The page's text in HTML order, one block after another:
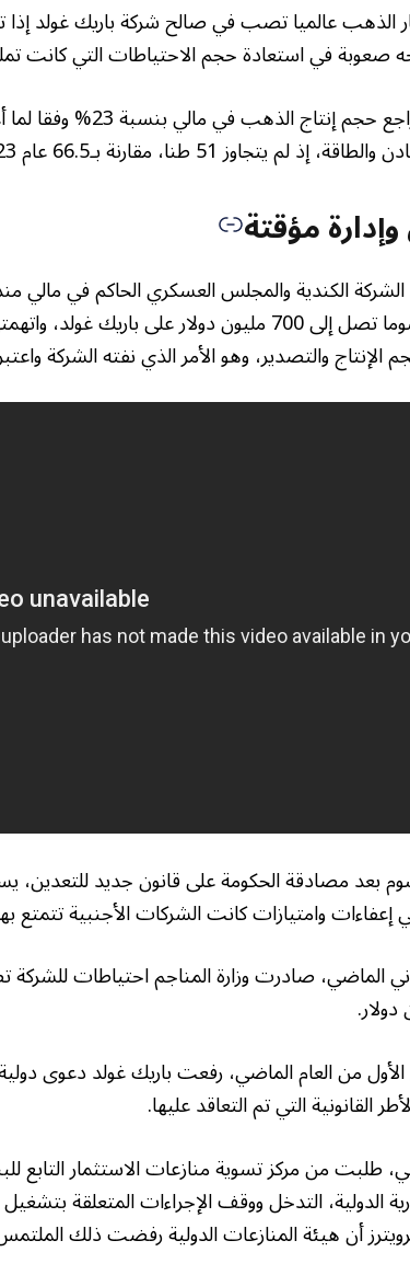
الذهب عالميا تصب في صالح شركة باريك غولد
صعوبة في استعادة حجم الاحتياطات التي كانت
وفي سنة 2023، تراجع حجم
يتجاوز 51 طنا، مقارنة بـ66.5 عام 2023.
مؤقتة
الشركة الكندية والمجلس العسكري الحاكم في مالي
فرضت الحكومة رسوما تصل إلى 700 مليون دولار على
الإنتاج والتصدير، وهو الأمر الذي نفته الشركة
بعد مصادقة الحكومة على قانون جديد للتعدين،
إعفاءات وامتيازات كانت الشركات الأجنبية تتمتع
من العام الماضي، رفعت باريك غولد دعوى دولية
القانونية التي تم التعاقد عليها.
طلبت من مركز تسوية منازعات الاستثمار
الدولية، التدخل ووقف الإجراءات المتعلقة
أن هيئة المنازعات الدولية رفضت ذلك